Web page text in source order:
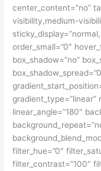
center_content=”no”
visibility,medium-
order_small=”0″
box_shadow=”no”
gradient_type=”linear”
linear_angle=”180″
filter_hue=”0″
filter_contrast=”100″